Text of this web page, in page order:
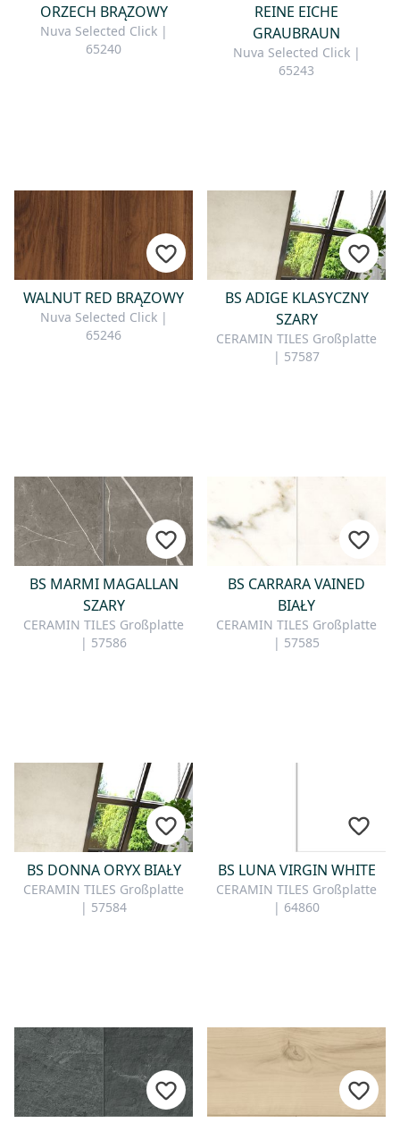
ORZECH BRĄZOWY
Nuva Selected Click |
65240
REINE EICHE
GRAUBRAUN
Nuva Selected Click |
65243
WALNUT RED BRĄZOWY
Nuva Selected Click |
65246
BS ADIGE KLASYCZNY
SZARY
CERAMIN TILES Großplatte
| 57587
BS MARMI MAGALLAN
SZARY
CERAMIN TILES Großplatte
| 57586
BS CARRARA VAINED
BIAŁY
CERAMIN TILES Großplatte
| 57585
BS DONNA ORYX BIAŁY
CERAMIN TILES Großplatte
| 57584
BS LUNA VIRGIN WHITE
CERAMIN TILES Großplatte
| 64860